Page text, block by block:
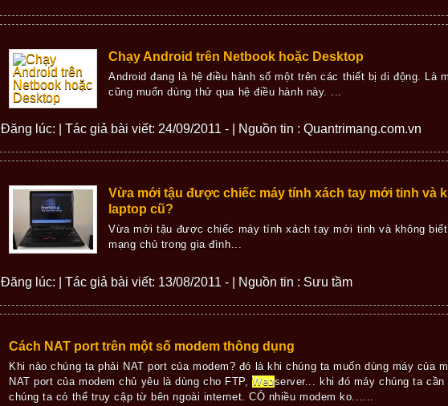
Chạy Android trên Netbook hoặc Desktop
Android đang là hệ điều hành số một trên các thiết bị di động. Là
cũng muốn dùng thử qua hệ điều hành này. ...
Đăng lúc: | Tác giả bài viết: 24/09/2011 - | Nguồn tin : Quantrimang.com.vn
Vừa mới tậu được chiếc máy tính xách tay mới tinh và
laptop cũ?
Vừa mới tậu được chiếc máy tính xách tay mới tinh và không
mạng chủ trong gia đình...
Đăng lúc: | Tác giả bài viết: 13/08/2011 - | Nguồn tin : Sưu tầm
Cách NAT port trên một số modem thông dụng
Khi nào chúng ta phải NAT port của modem? đó là khi chúng ta muốn dùng máy của
NAT port của modem chủ yêu là dùng cho FTP,Webserver... khi đó máy chúng ta
chúng ta có thể truy cập từ bên ngoài internet. CÓ nhiều modem ko......